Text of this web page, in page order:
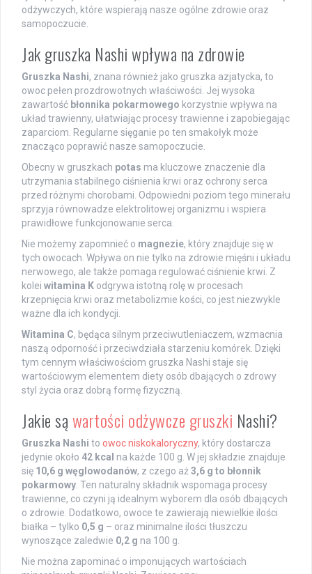
odżywczych, które wspierają nasze ogólne zdrowie oraz
samopoczucie.
Jak gruszka Nashi wpływa na zdrowie
Gruszka Nashi, znana również jako gruszka azjatycka, to
owoc pełen prozdrowotnych właściwości. Jej wysoka
zawartość błonnika pokarmowego korzystnie wpływa na
układ trawienny, ułatwiając procesy trawienne i zapobiegając
zaparciom. Regularne sięganie po ten smakołyk może
znacząco poprawić nasze samopoczucie.
Obecny w gruszkach potas ma kluczowe znaczenie dla
utrzymania stabilnego ciśnienia krwi oraz ochrony serca
przed różnymi chorobami. Odpowiedni poziom tego minerału
sprzyja równowadze elektrolitowej organizmu i wspiera
prawidłowe funkcjonowanie serca.
Nie możemy zapomnieć o magnezie, który znajduje się w
tych owocach. Wpływa on nie tylko na zdrowie mięśni i układu
nerwowego, ale także pomaga regulować ciśnienie krwi. Z
kolei witamina K odgrywa istotną rolę w procesach
krzepnięcia krwi oraz metabolizmie kości, co jest niezwykle
ważne dla ich kondycji.
Witamina C, będąca silnym przeciwutleniaczem, wzmacnia
naszą odporność i przeciwdziała starzeniu komórek. Dzięki
tym cennym właściwościom gruszka Nashi staje się
wartościowym elementem diety osób dbających o zdrowy
styl życia oraz dobrą formę fizyczną.
Jakie sąwartości odżywcze gruszki Nashi?
Gruszka Nashi to owoc niskokaloryczny, który dostarcza
jedynie około 42 kcal na każde 100 g. W jej składzie znajduje
się 10,6 g węglowodanów, z czego aż 3,6 g to błonnik
pokarmowy . Ten naturalny składnik wspomaga procesy
trawienne, co czyni ją idealnym wyborem dla osób dbających
o zdrowie. Dodatkowo, owoce te zawierają niewielkie ilości
białka – tylko 0,5 g – oraz minimalne ilości tłuszczu
wynoszące zaledwie 0,2 g na 100 g.
Nie można zapominać o imponujących wartościach